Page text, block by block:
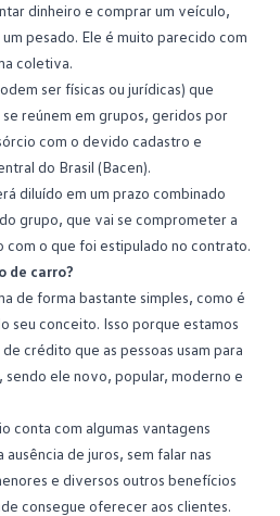
dinheiro e comprar um veículo,
pesado. Ele é muito parecido com
coletiva.
ser físicas ou jurídicas) que
reúnem em grupos, geridos por
com o devido cadastro e
do Brasil (Bacen).
diluído em um prazo combinado
grupo, que vai se comprometer a
com o que foi estipulado no contrato.
de carro?
de forma bastante simples, como é
seu conceito. Isso porque estamos
crédito que as pessoas usam para
sendo ele novo, popular, moderno e
conta com algumas vantagens
de juros, sem falar nas
e diversos outros benefícios
consegue oferecer aos clientes.